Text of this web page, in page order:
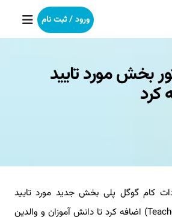
ورود / ثبت نام
بخش مورد تایید
كرد
كام گوگل پلی بخش جدید مورد تایید
آموزشی (Teacher Approved) اضافه كرد تا دانش آموزان و والدین